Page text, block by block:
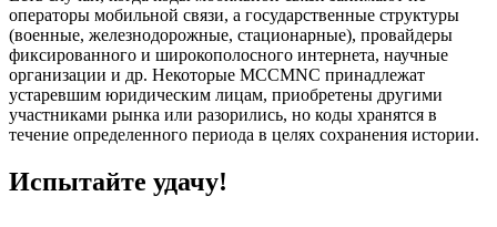
операторы мобильной связи, а государственные структуры
(военные, железнодорожные, стационарные), провайдеры
фиксированного и широкополосного интернета, научные
организации и др. Некоторые MCCMNC принадлежат
устаревшим юридическим лицам, приобретены другими
участниками рынка или разорились, но коды хранятся в
течение определенного периода в целях сохранения истории.
Испытайте удачу!